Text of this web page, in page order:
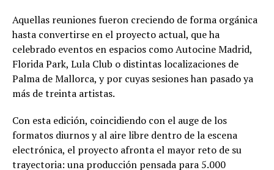
Aquellas reuniones fueron creciendo de forma orgánica
hasta convertirse en el proyecto actual, que ha
celebrado eventos en espacios como Autocine Madrid,
Florida Park, Lula Club o distintas localizaciones de
Palma de Mallorca, y por cuyas sesiones han pasado ya
más de treinta artistas.
Con esta edición, coincidiendo con el auge de los
formatos diurnos y al aire libre dentro de la escena
electrónica, el proyecto afronta el mayor reto de su
trayectoria: una producción pensada para 5.000